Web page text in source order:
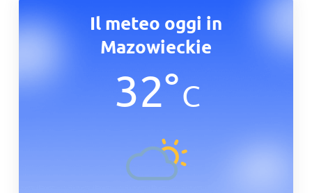
Il meteo oggi in
Mazowieckie
32°C